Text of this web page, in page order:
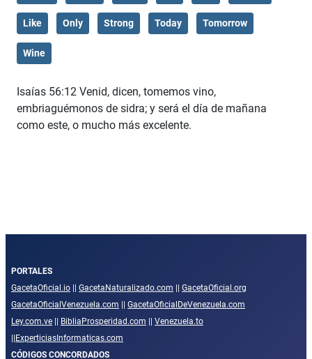
Like Only Strong Today Tomorrow
Wine
Isaías 56:12 Venid, dicen, tomemos vino,
embriaguémonos de sidra; y será el día de mañana
como este, o mucho más excelente.
PORTALES
GacetaOficial.io
GacetaNaturalizado.com
GacetaOficial.org
GacetaOficialVenezuela.com
GacetaOficialDeVenezuela.com
Ley.com.ve
BibliaProsperidad.com
Venezuela.to
ExperticiasInformaticas.com
CÓDIGOS CONCORDADOS